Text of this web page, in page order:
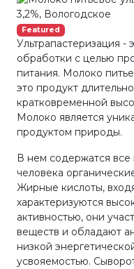
Featured
Ультрапастеризация -
обработки с целью
питания. Молоко
это продукт
кратковременной
Молоко является
продуктом природы.
В нем содержатся
человека
Жирные кислоты,
характеризуются
активностью, они
веществ и обладают
низкой
усвояемостью.